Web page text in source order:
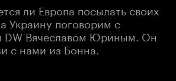
ли Европа посылать своих
Украину поговорим с
DW Вячеславом Юриным. Он
с нами из Бонна.